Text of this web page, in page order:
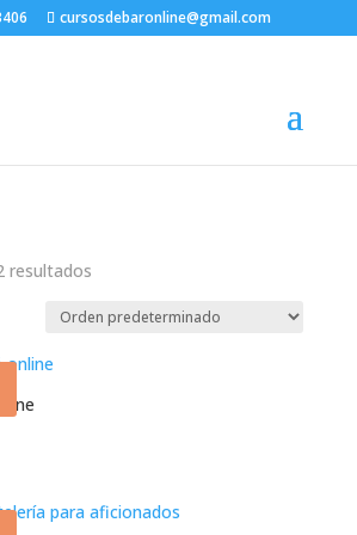
cursosdebaronline@gmail.com
resultados